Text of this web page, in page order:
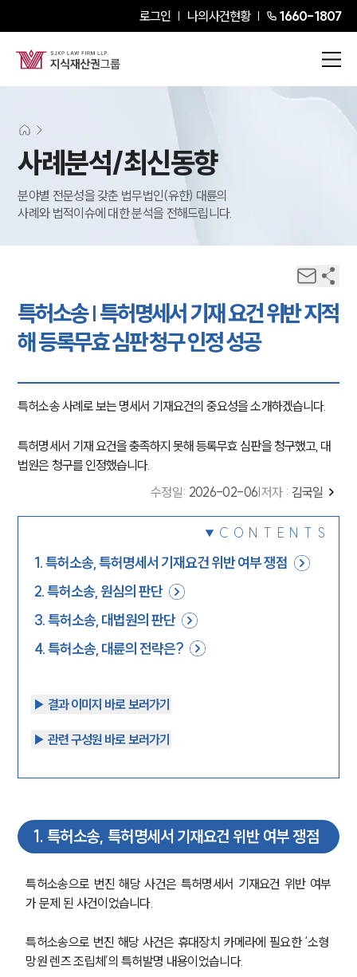
로그인 나의사건현황 1660-1807
사례분석/최신동향
분야별 전문성을 갖춘 법무법인(유한) 대륜의
사례와 법적이슈에 대한 분석을 전해드립니다.
특허소송 | 특허명세서 기재 요건 위반 지적
해 등록무효 심판 청구 인정 성공
특허소송 사례로 보는 명세서 기재요건의 중요성을 소개하겠습니다.
특허명세서 기재 요건을 충족하지 못해 등록무효 심판을 청구했고, 대
법원은 청구를 인정했습니다.
수정일: 2026-02-06 저자 : 김국일
CONTENTS
1.특허소송, 특허명세서 기재요건 위반 여부 쟁점
2.특허소송, 원심의 판단
3.특허소송, 대법원의 판단
4.특허소송, 대륜의 전략은?
▶︎ 결과 이미지 바로 보러가기
▶︎ 관련 구성원 바로 보러가기
1. 특허소송, 특허명세서 기재요건 위반 여부 쟁점
특허소송으로 번진 해당 사건은 특허명세서 기재요건 위반 여부
가 문제 된 사건이었습니다.
특허소송으로 번진 해당 사건은 휴대장치 카메라에 필요한 ‘소형
망원 렌즈 조립체’의 특허발명 내용이었습니다.